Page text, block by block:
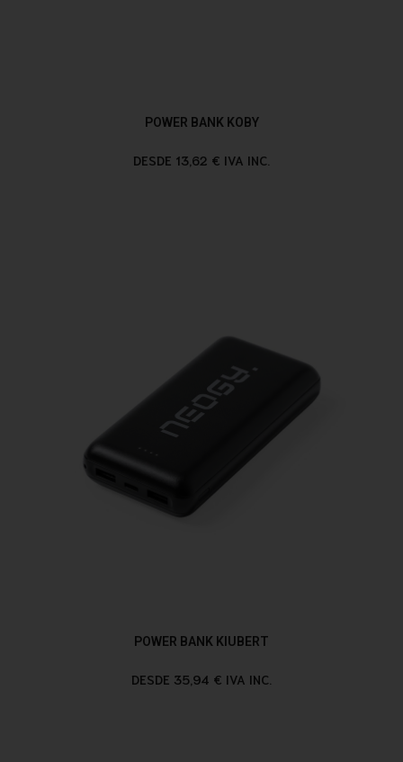
POWER BANK KOBY
DESDE 13,62 € IVA INC.
POWER BANK KIUBERT
DESDE 35,94 € IVA INC.